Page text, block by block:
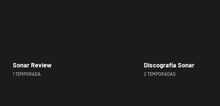
Sonar Review
1 TEMPORADA
Discografía Sonar
2 TEMPORADAS